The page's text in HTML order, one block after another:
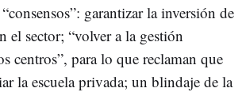
garantizar la inversión de
el sector; “volver a la gestión
centros”, para lo que reclaman que
la escuela privada; un blindaje de la